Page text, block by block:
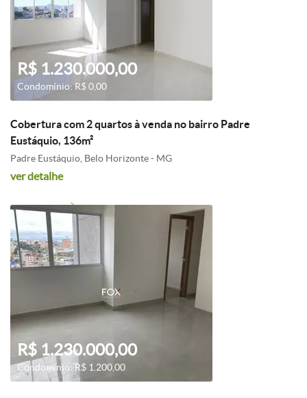
R$ 1.230.000,00
Condomínio: R$ 0,00
Cobertura com 2 quartos à venda no bairro Padre
Eustáquio, 136m²
Padre Eustáquio, Belo Horizonte - MG
ver detalhe
R$ 1.230.000,00
Condomínio: R$ 1.200,00